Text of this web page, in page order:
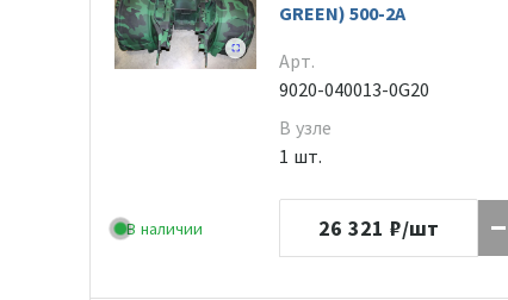
В наличии
GREEN) 500-2A
Арт.
9020-040013-0G20
В узле
1 шт.
26 321 ₽/шт